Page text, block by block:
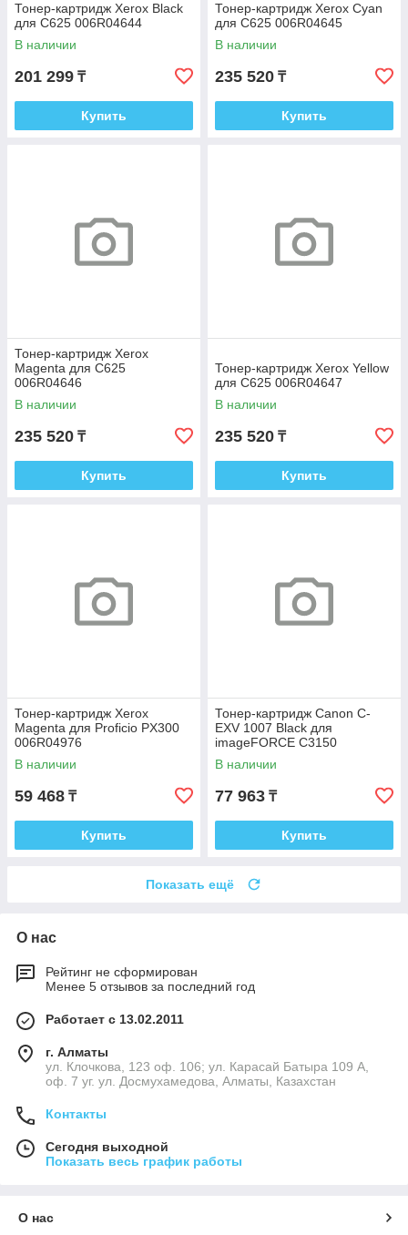
Тонер-картридж Xerox Black
для C625 006R04644
В наличии
201 299 ₸
Купить
Тонер-картридж Xerox Cyan
для C625 006R04645
В наличии
235 520 ₸
Купить
Тонер-картридж Xerox
Magenta для C625
006R04646
В наличии
235 520 ₸
Купить
Тонер-картридж Xerox Yellow
для C625 006R04647
В наличии
235 520 ₸
Купить
Тонер-картридж Xerox
Magenta для Proficio PX300
006R04976
В наличии
59 468 ₸
Купить
Тонер-картридж Canon C-
EXV 1007 Black для
imageFORCE C3150
6729C002
В наличии
77 963 ₸
Купить
Показать ещё
О нас
Рейтинг не сформирован
Менее 5 отзывов за последний год
Работает с 13.02.2011
г. Алматы
ул. Клочкова, 123 оф. 106; ул. Карасай Батыра 109 А,
оф. 7 уг. ул. Досмухамедова, Алматы, Казахстан
Контакты
Сегодня выходной
Показать весь график работы
О нас